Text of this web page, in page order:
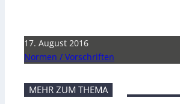
17. August 2016
Normen / Vorschriften
MEHR ZUM THEMA